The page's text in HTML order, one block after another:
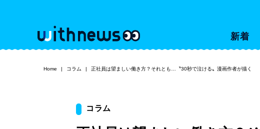
新着
Home コラム 正社員は望ましい働き方？それとも…〝30秒で泣ける〟漫画作者が描く
コラム